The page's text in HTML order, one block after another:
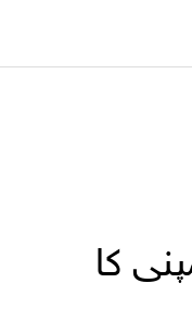
کا